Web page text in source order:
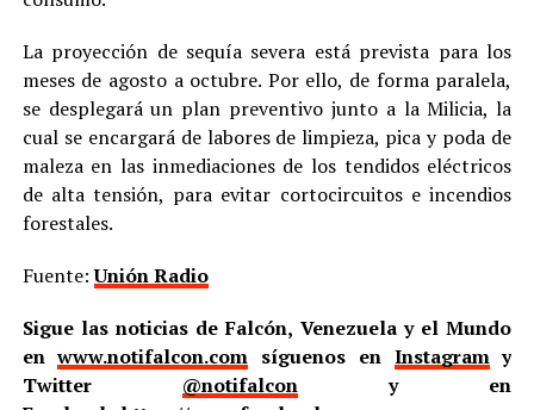
La proyección de sequía severa está prevista para los
meses de agosto a octubre. Por ello, de forma paralela,
se desplegará un plan preventivo junto a la Milicia, la
cual se encargará de labores de limpieza, pica y poda de
maleza en las inmediaciones de los tendidos eléctricos
de alta tensión, para evitar cortocircuitos e incendios
forestales.
Fuente:Unión Radio
Sigue las noticias de Falcón, Venezuela y el Mundo
enwww.notifalcon.com síguenos en Instagramy
Twitter @notifalcony en